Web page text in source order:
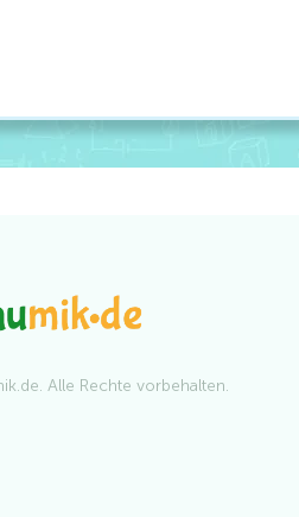
Alle Rechte vorbehalten.